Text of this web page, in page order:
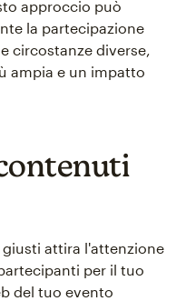
approccio può
la partecipazione
circostanze diverse,
ampia e un impatto
attira l'attenzione
per il tuo
del tuo evento